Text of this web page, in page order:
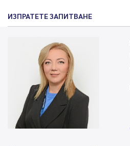
ИЗПРАТЕТЕ ЗАПИТВАНЕ